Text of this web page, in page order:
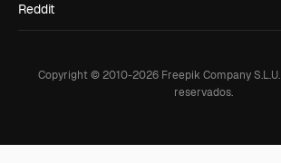
Reddit
Copyright © 2010-2026Freepik Company S.L.U.
reservados.